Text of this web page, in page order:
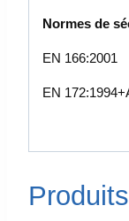
Normes de
EN 166:2001
EN